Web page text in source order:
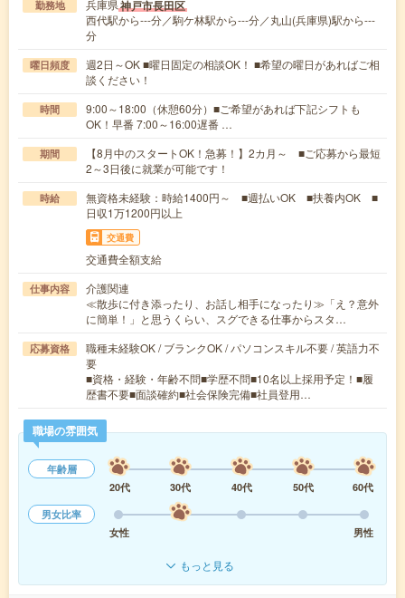
勤務地 兵庫県神戸市長田区
西代駅から---分／駒ケ林駅から---分／丸山(兵庫県)駅から---
分
曜日頻度
週2日～OK ■曜日固定の相談OK！ ■希望の曜日があればご相
談ください！
時間
9:00～18:00（休憩60分）■ご希望があれば下記シフトも
OK！早番 7:00～16:00遅番 …
期間
【8月中のスタートOK！急募！】2カ月～ ■ご応募から最短
2～3日後に就業が可能です！
時給
無資格未経験：時給1400円～ ■週払いOK ■扶養内OK ■
日収1万1200円以上
交通費
交通費全額支給
仕事内容
介護関連
≪散歩に付き添ったり、お話し相手になったり≫「え？意外
に簡単！」と思うくらい、スグできる仕事からスタ…
応募資格
職種未経験OK / ブランクOK / パソコンスキル不要 / 英語力不
要
■資格・経験・年齢不問■学歴不問■10名以上採用予定！■履
歴書不要■面談確約■社会保険完備■社員登用…
職場の雰囲気
年齢層
20代
30代 40代 50代
60代
男女比率
女性
男性
もっと見る